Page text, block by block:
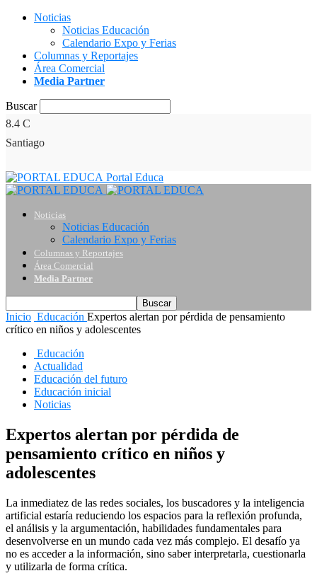
Noticias
Noticias Educación
Calendario Expo y Ferias
Columnas y Reportajes
Área Comercial
Media Partner
Buscar
8.4 C
Santiago
Portal Educa
Noticias
Noticias Educación
Calendario Expo y Ferias
Columnas y Reportajes
Área Comercial
Media Partner
Inicio Educación Expertos alertan por pérdida de pensamiento
crítico en niños y adolescentes
Educación
Actualidad
Educación del futuro
Educación inicial
Noticias
Expertos alertan por pérdida de
pensamiento crítico en niños y
adolescentes
La inmediatez de las redes sociales, los buscadores y la inteligencia
artificial estaría reduciendo los espacios para la reflexión profunda,
el análisis y la argumentación, habilidades fundamentales para
desenvolverse en un mundo cada vez más complejo. El desafío ya
no es acceder a la información, sino saber interpretarla, cuestionarla
y utilizarla de forma crítica.